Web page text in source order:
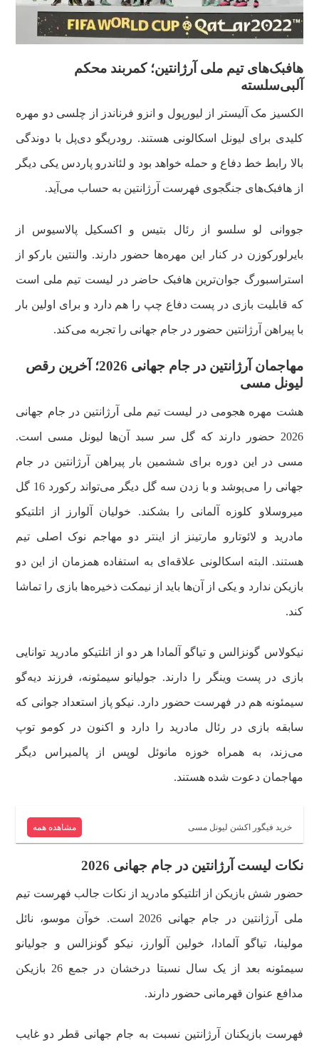
هافبک‌های تیم ملی آرژانتین؛ کمربند محکم
آلبی‌سلسته
الکسیز مک آلیستر از لیورپول و انزو فرناندز از چلسی دو مهره
کلیدی برای لیونل اسکالونی هستند. رودریگو دی‌پل با دوندگی
بالا رابط خط دفاع و حمله خواهد بود و لئاندرو پاردس یکی دیگر
از هافبک‌های جنگجوی فهرست آرژانتین به حساب می‌آید.
جووانی لو سلسو از رئال بتیس و اکسکیل پالاسیوس از
بایرلورکوزن در کنار این مهره‌ها حضور دارند. والنتین بارکو از
استراسبورگ جوان‌ترین هافبک حاضر در لیست تیم ملی است
که قابلیت بازی در پست دفاع چپ را هم دارد و برای اولین بار
با پیراهن آرژانتین حضور در جام جهانی را تجربه می‌کند.
مهاجمان آرژانتین در جام جهانی 2026؛ آخرین رقص
لیونل مسی
هشت مهره هجومی در لیست تیم ملی آرژانتین در جام جهانی
2026 حضور دارند که گل سر سبد آن‌ها لیونل مسی است.
مسی در این دوره برای ششمین بار پیراهن آرژانتین در جام
جهانی را می‌پوشد و با زدن سه گل دیگر می‌تواند رکورد 16 گل
میروسلاو کلوزه آلمانی را بشکند. خولیان آلوارز از اتلتیکو
مادرید و لائوتارو مارتینز از اینتر دو مهاجم نوک اصلی تیم
هستند. البته اسکالونی علاقه‌ای به استفاده همزمان از این دو
بازیکن ندارد و یکی از آن‌ها باید از نیمکت ذخیره‌ها بازی را تماشا
کند.
نیکولاس گونزالس و تیاگو آلمادا هر دو از اتلتیکو مادرید توانایی
بازی در پست وینگر را دارند. جولیانو سیمئونه، فرزند دیه‌گو
سیمئونه هم در فهرست حضور دارد. نیکو پاز استعداد جوانی که
سابقه بازی در رئال مادرید را دارد و اکنون در کومو توپ
می‌زند، به همراه خوزه مانوئل لوپس از پالمیراس دیگر
مهاجمان دعوت شده هستند.
خرید فیگور اکشن لیونل مسی مشاهده همه
نکات لیست آرژانتین در جام جهانی 2026
حضور شش بازیکن از اتلتیکو مادرید از نکات جالب فهرست تیم
ملی آرژانتین در جام جهانی 2026 است. خوآن موسو، نائل
مولینا، تیاگو آلمادا، خولین آلوارز، نیکو گونزالس و جولیانو
سیمئونه بعد از یک سال نسبتا درخشان در جمع 26 بازیکن
مدافع عنوان قهرمانی حضور دارند.
فهرست بازیکنان آرژانتین نسبت به جام جهانی قطر دو غایب